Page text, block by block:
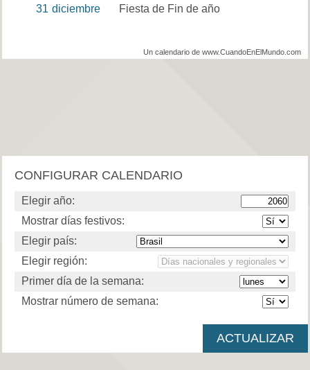
31 diciembre Fiesta de Fin de año
Un calendario de www.CuandoEnElMundo.com
CONFIGURAR CALENDARIO
Elegir año:
Mostrar días festivos:
Elegir país:
Elegir región:
Primer día de la semana:
Mostrar número de semana: